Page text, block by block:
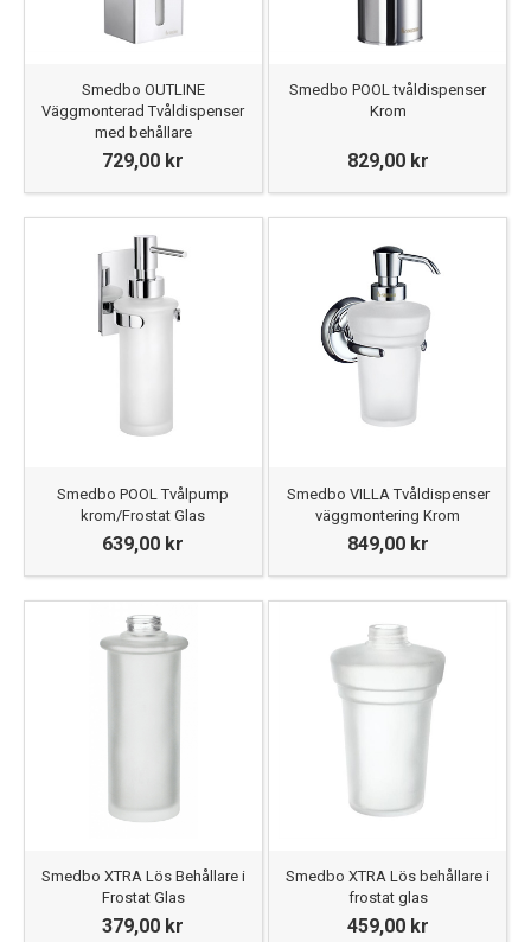
Smedbo OUTLINE
Väggmonterad Tvåldispenser
med behållare
729,00 kr
Smedbo POOL tvåldispenser
Krom
829,00 kr
Smedbo POOL Tvålpump
krom/Frostat Glas
639,00 kr
Smedbo VILLA Tvåldispenser
väggmontering Krom
849,00 kr
Smedbo XTRA Lös Behållare i
Frostat Glas
379,00 kr
Smedbo XTRA Lös behållare i
frostat glas
459,00 kr